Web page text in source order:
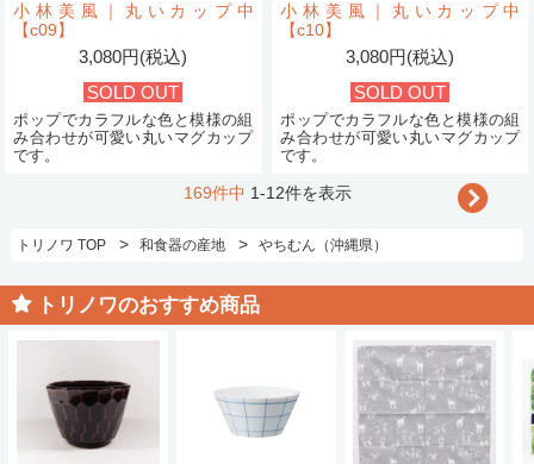
小林美風｜丸いカップ中
【c09】
3,080円(税込)
SOLD OUT
ポップでカラフルな色と模様の組
み合わせが可愛い丸いマグカップ
です。
小林美風｜丸いカップ中
【c10】
3,080円(税込)
SOLD OUT
ポップでカラフルな色と模様の組
み合わせが可愛い丸いマグカップ
です。
169件中 1-12件を表示
トリノワ TOP > 和食器の産地 > やちむん（沖縄県）
トリノワのおすすめ商品